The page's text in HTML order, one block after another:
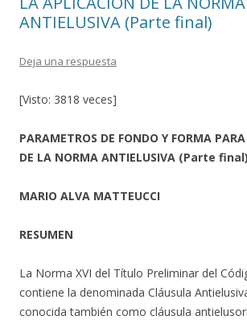
ANTIELUSIVA (Parte final)
Deja una respuesta
[Visto: 3818 veces]
PARAMETROS DE FONDO Y FORMA
DE LA NORMA ANTIELUSIVA (Parte final)
MARIO ALVA MATTEUCCI
RESUMEN
La Norma XVI del Título Preliminar del
contiene la denominada Cláusula
conocida también como cláusula